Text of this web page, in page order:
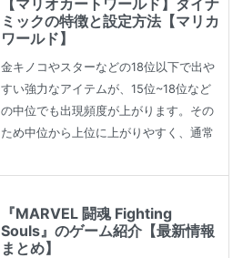
【マリオカートワールド】ダイナ
ミックの特徴と設定方法【マリカ
ワールド】
金キノコやスターなどの18位以下で出や
すい強力なアイテムが、15位~18位など
の中位でも出現頻度が上がります。その
ため中位から上位に上がりやすく、通常
『MARVEL 闘魂 Fighting
Souls』のゲーム紹介【最新情報
まとめ】